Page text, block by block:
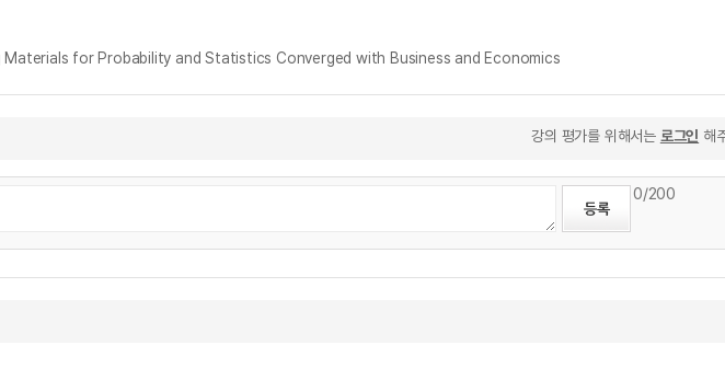
Materials for Probability and Statistics Converged with Business and Economics
강의 평가를 위해서는 로그인 해
0/200